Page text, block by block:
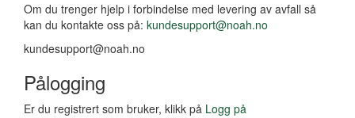
Om du trenger hjelp i forbindelse med levering av avfall så
kan du kontakte oss på: kundesupport@noah.no
kundesupport@noah.no
Pålogging
Er du registrert som bruker, klikk på Logg på